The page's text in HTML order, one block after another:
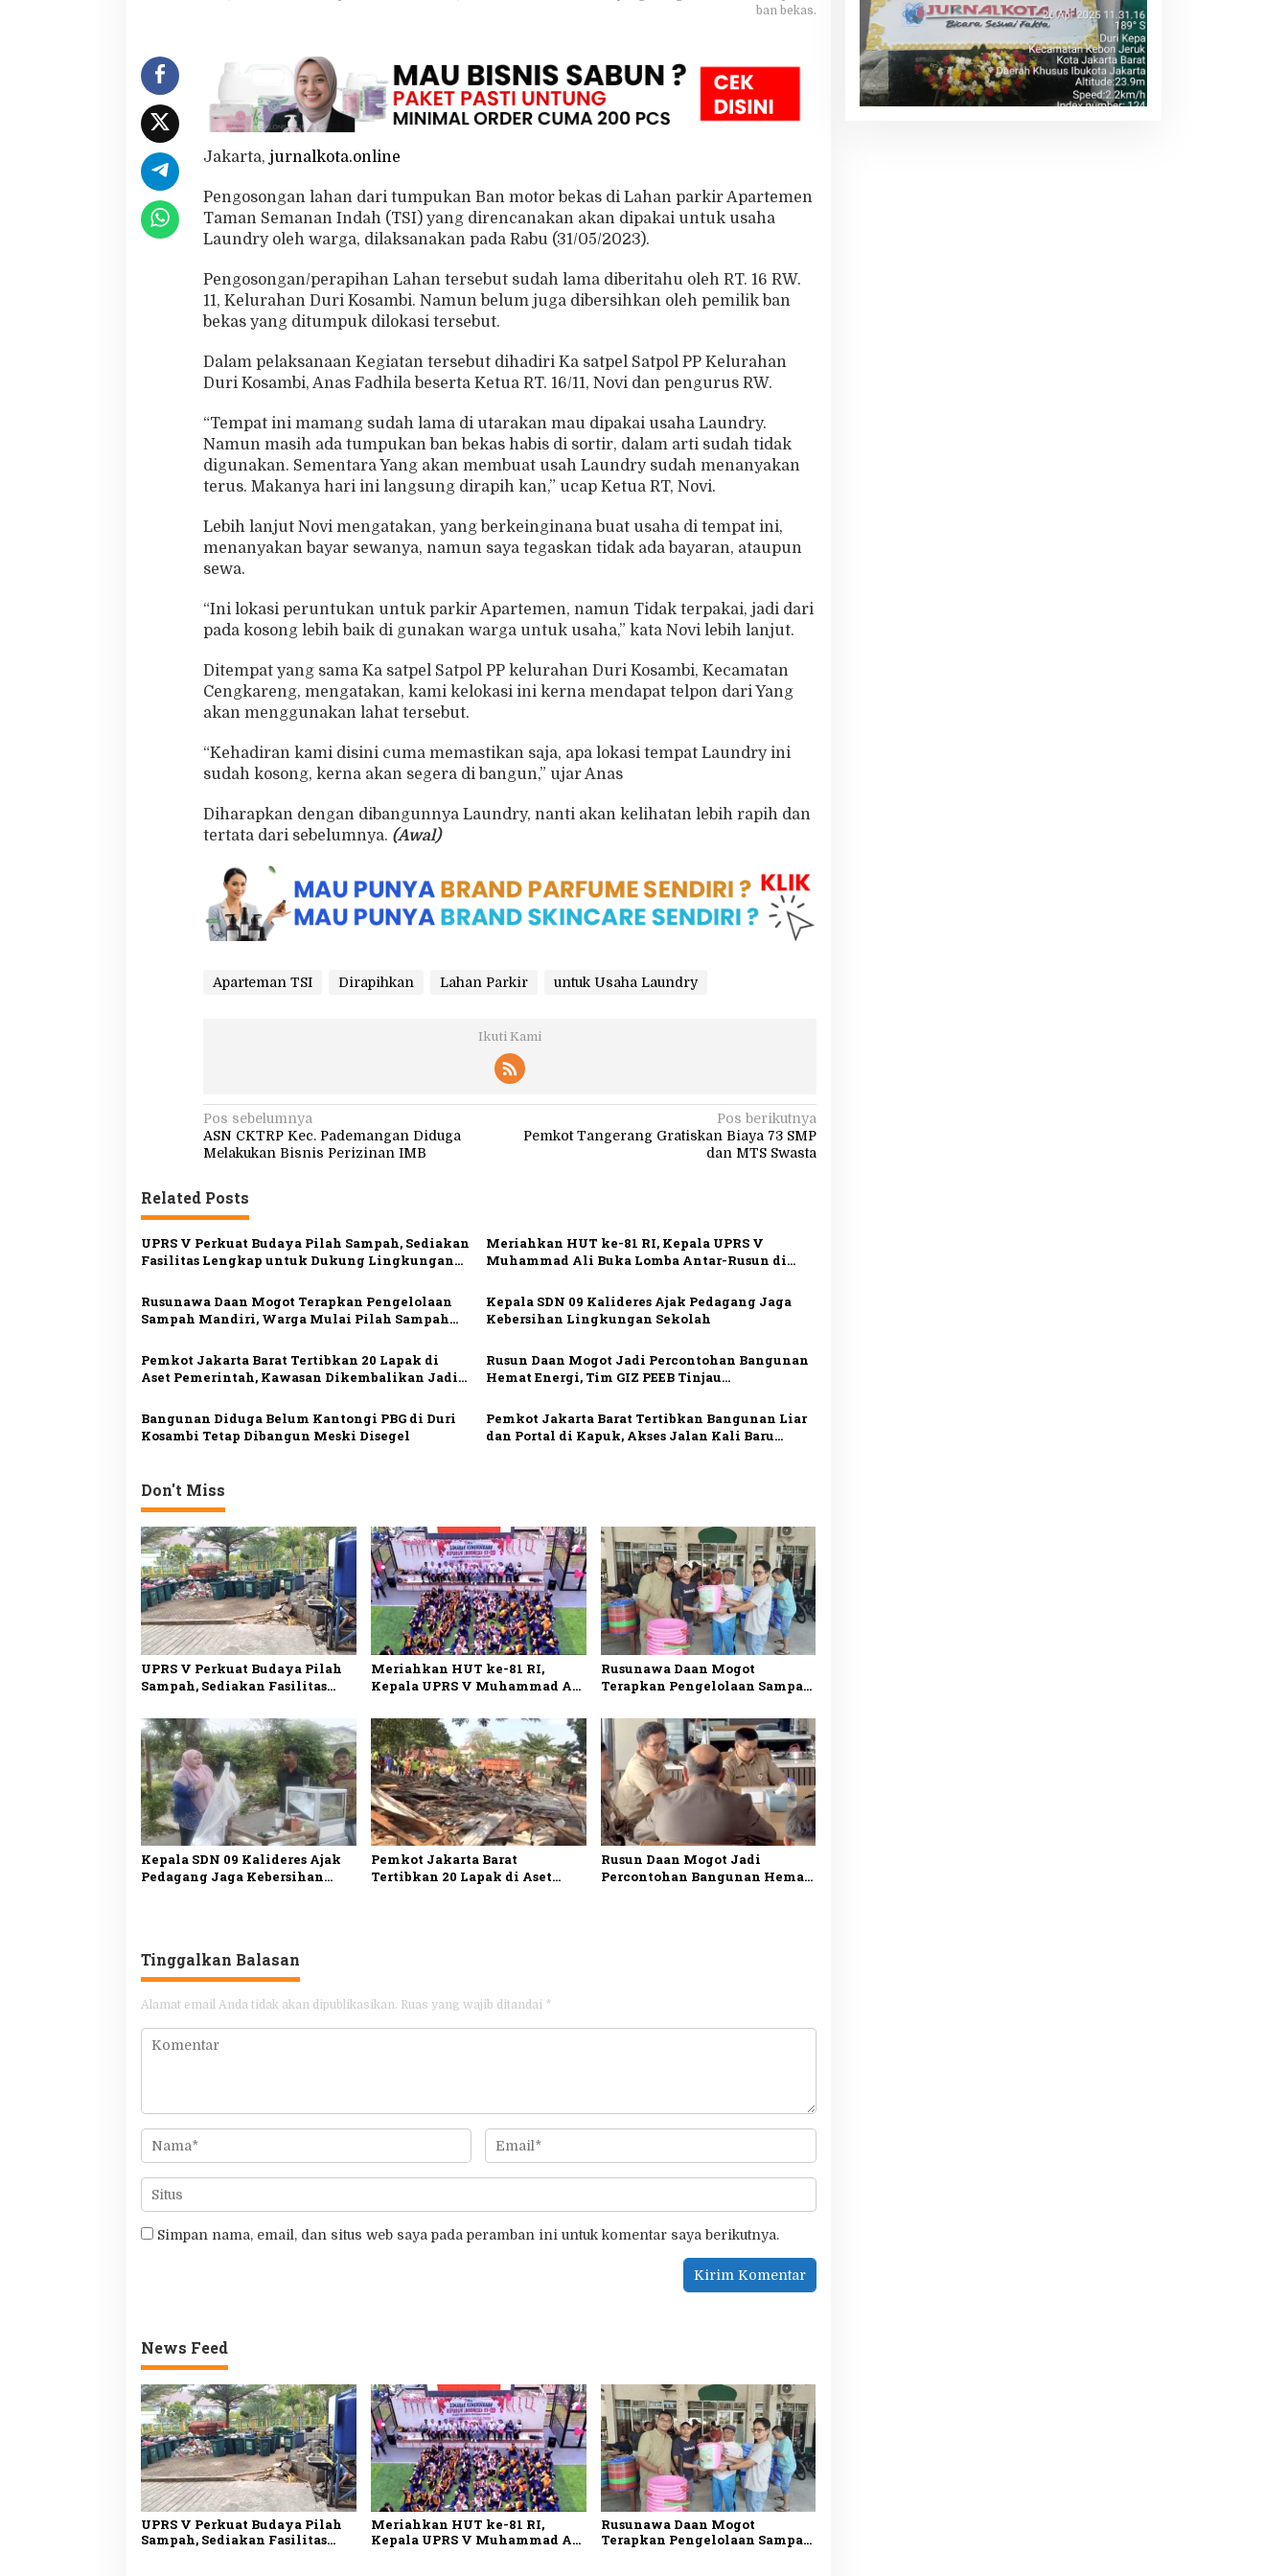
d
r
y
D
i
r
p
i
h
k
n
ban bekas.
Jakarta, jurnalkota.online
Pengosongan lahan dari tumpukan Ban motor bekas di Lahan parkir Apartemen
Taman Semanan Indah (TSI) yang direncanakan akan dipakai untuk usaha
Laundry oleh warga, dilaksanakan pada Rabu (31/05/2023).
Pengosongan/perapihan Lahan tersebut sudah lama diberitahu oleh RT. 16 RW.
11, Kelurahan Duri Kosambi. Namun belum juga dibersihkan oleh pemilik ban
bekas yang ditumpuk dilokasi tersebut.
Dalam pelaksanaan Kegiatan tersebut dihadiri Ka satpel Satpol PP Kelurahan
Duri Kosambi, Anas Fadhila beserta Ketua RT. 16/11, Novi dan pengurus RW.
“Tempat ini mamang sudah lama di utarakan mau dipakai usaha Laundry.
Namun masih ada tumpukan ban bekas habis di sortir, dalam arti sudah tidak
digunakan. Sementara Yang akan membuat usah Laundry sudah menanyakan
terus. Makanya hari ini langsung dirapih kan,” ucap Ketua RT, Novi.
Lebih lanjut Novi mengatakan, yang berkeinginana buat usaha di tempat ini,
menanyakan bayar sewanya, namun saya tegaskan tidak ada bayaran, ataupun
sewa.
“Ini lokasi peruntukan untuk parkir Apartemen, namun Tidak terpakai, jadi dari
pada kosong lebih baik di gunakan warga untuk usaha,” kata Novi lebih lanjut.
Ditempat yang sama Ka satpel Satpol PP kelurahan Duri Kosambi, Kecamatan
Cengkareng, mengatakan, kami kelokasi ini kerna mendapat telpon dari Yang
akan menggunakan lahat tersebut.
“Kehadiran kami disini cuma memastikan saja, apa lokasi tempat Laundry ini
sudah kosong, kerna akan segera di bangun,” ujar Anas
Diharapkan dengan dibangunnya Laundry, nanti akan kelihatan lebih rapih dan
tertata dari sebelumnya. (Awal)
Aparteman TSI Dirapihkan Lahan Parkir untuk Usaha Laundry
Ikuti Kami
N
a
i
g
a
i
o
s
Pos sebelumnya
ASN CKTRP Kec. Pademangan Diduga
Melakukan Bisnis Perizinan IMB
Pos berikutnya
Pemkot Tangerang Gratiskan Biaya 73 SMP
dan MTS Swasta
Related Posts
UPRS V Perkuat Budaya Pilah Sampah, Sediakan
Fasilitas Lengkap untuk Dukung Lingkungan
Meriahkan HUT ke-81 RI, Kepala UPRS V
Muhammad Ali Buka Lomba Antar-Rusun di
Rusunawa Daan Mogot Terapkan Pengelolaan
Sampah Mandiri, Warga Mulai Pilah Sampah
Kepala SDN 09 Kalideres Ajak Pedagang Jaga
Kebersihan Lingkungan Sekolah
Pemkot Jakarta Barat Tertibkan 20 Lapak di
Aset Pemerintah, Kawasan Dikembalikan Jadi
Rusun Daan Mogot Jadi Percontohan Bangunan
Hemat Energi, Tim GIZ PEEB Tinjau
Bangunan Diduga Belum Kantongi PBG di Duri
Kosambi Tetap Dibangun Meski Disegel
Pemkot Jakarta Barat Tertibkan Bangunan Liar
dan Portal di Kapuk, Akses Jalan Kali Baru
Don't Miss
UPRS V Perkuat Budaya Pilah
Sampah, Sediakan Fasilitas
Lingkungan Bersih
Meriahkan HUT ke-81 RI,
Kepala UPRS V Muhammad Ali
Daan Mogot
Rusunawa Daan Mogot
Terapkan Pengelolaan Sampah
Sampah dari Rumah
Kepala SDN 09 Kalideres Ajak
Pedagang Jaga Kebersihan
Pemkot Jakarta Barat
Tertibkan 20 Lapak di Aset
Rusun Daan Mogot Jadi
Percontohan Bangunan Hemat
Tinggalkan Balasan
Alamat email Anda tidak akan dipublikasikan. Ruas yang wajib ditandai *
Simpan nama, email, dan situs web saya pada peramban ini untuk komentar saya berikutnya.
News Feed
UPRS V Perkuat Budaya Pilah
Sampah, Sediakan Fasilitas
Meriahkan HUT ke-81 RI,
Kepala UPRS V Muhammad Ali
Rusunawa Daan Mogot
Terapkan Pengelolaan Sampah